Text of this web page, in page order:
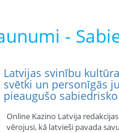
-
Latvijas svinību
svētki un personīgās
pieaugušo
Online Kazino Latvija
vērojusi, kā latvieši pavada